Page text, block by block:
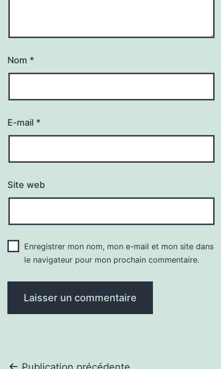
Nom *
E-mail *
Site web
Enregistrer mon nom, mon e-mail et mon site dans
le navigateur pour mon prochain commentaire.